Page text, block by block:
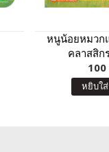
หนูน้อยหมวก
คลาสสิก
หยิบใ